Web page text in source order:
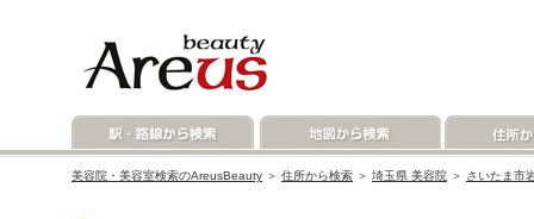
美容院・美容室検索のAreusBeauty ＞ 住所から検索 ＞ 埼玉県 美容院 ＞ さいたま市